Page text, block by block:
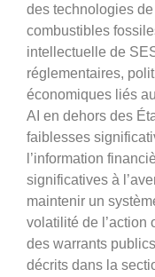
des technologies
combustibles
intellectuelle de
réglementaires,
économiques liés
AI en dehors des
faiblesses
l’information
significatives à
maintenir un
volatilité de l’action
des warrants
décrits dans la